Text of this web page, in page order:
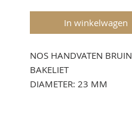
In winkelwagen
NOS HANDVATEN BRUIN
BAKELIET
DIAMETER: 23 MM